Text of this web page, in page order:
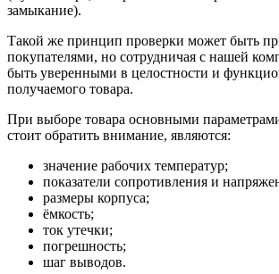
замыкание).
Такой же принцип проверки может быть
покупателями, но сотрудничая с нашей
быть уверенными в целостности и
получаемого товара.
При выборе товара основными
стоит обратить внимание, являются:
значение рабочих температур;
показатели сопротивления и
размеры корпуса;
ёмкость;
ток утечки;
погрешность;
шаг выводов.